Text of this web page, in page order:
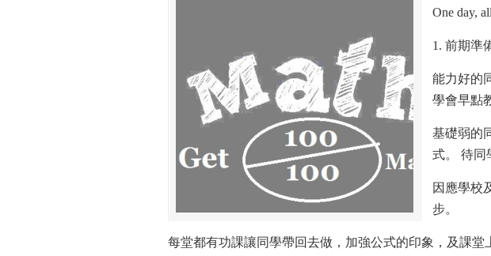
One day,
1. 前期準
能力好的
學會早點
基礎弱的
式。 待同
因應學校
步。
每堂都有功課讓同學帶回去做，加強公式的印象，及課堂